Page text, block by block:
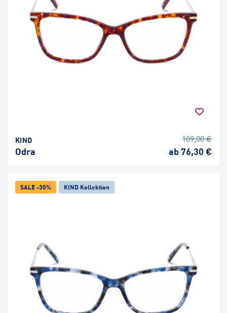
KIND
Odra
109,00 €
ab 76,30 €
SALE -30% KIND Kollektion